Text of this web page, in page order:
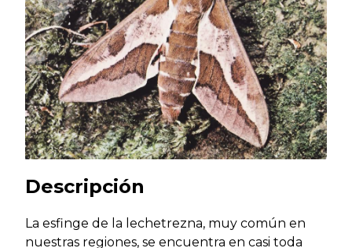
Descripción
La esfinge de la lechetrezna, muy común en
nuestras regiones, se encuentra en casi toda